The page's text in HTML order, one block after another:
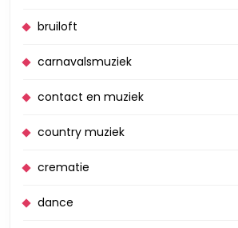
bruiloft
carnavalsmuziek
contact en muziek
country muziek
crematie
dance